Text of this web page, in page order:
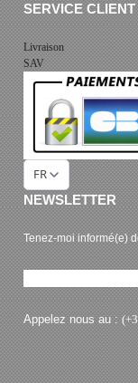
SERVICE CLIENT
Livraison
SAV
FR
NEWSLETTER
Tenez-moi informé(e)
Appelez nous au :